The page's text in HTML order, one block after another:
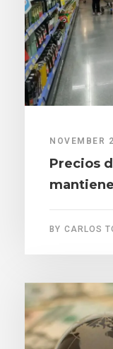
NOVEMBER
Precios
BY CARLOS